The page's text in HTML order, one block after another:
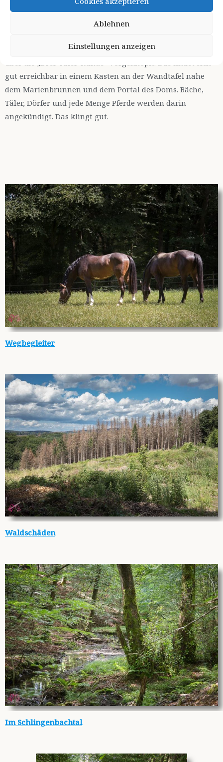
Ablehnen
Einstellungen anzeigen
Da trifft es sich, dass es in Marialinden ein rühriges
Bürgerkomitee gibt, das schon seit Jahren ein
Geheimtipp bezeich-nen kann. Ich habe mir das Prospekt
über die „Drei-Täler-Runde“ vorgeknöpft. Das findet sich
gut erreichbar in einem Kasten an der Wandtafel nahe
dem Marienbrunnen und dem Portal des Doms. Bäche,
Täler, Dörfer und jede Menge Pferde werden darin
angekündigt. Das klingt gut.
Wegbegleiter
Waldschäden
Im Schlingenbachtal